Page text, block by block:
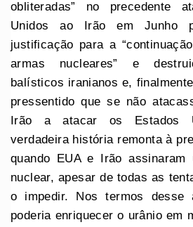
obliteradas” no precedente
Unidos ao Irão em Junho
justificação para a
armas nucleares” e
balísticos iranianos e,
pressentido que se não
Irão a atacar os Estados
verdadeira história remonta à
quando EUA e Irão
nuclear, apesar de todas as
o impedir. Nos termos desse
poderia enriquecer o urânio em